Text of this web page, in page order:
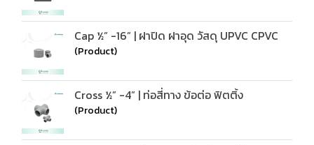
Cap ½” -16” | ฝาปิด ฝาอุด วัสดุ UPVC CPVC
(Product)
Cross ½” -4” | ท่อสี่ทาง ข้อต่อ ฟิตติ้ง
(Product)